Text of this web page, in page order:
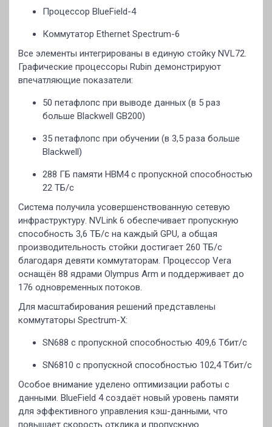
Процессор BlueField-4
Коммутатор Ethernet Spectrum-6
Все элементы интегрированы в единую стойку NVL72.
Графические процессоры Rubin демонстрируют
впечатляющие показатели:
50 петафлопс при выводе данных (в 5 раз
больше Blackwell GB200)
35 петафлопс при обучении (в 3,5 раза больше
Blackwell)
288 ГБ памяти HBM4 с пропускной способностью
22 ТБ/с
Система получила усовершенствованную сетевую
инфраструктуру. NVLink 6 обеспечивает пропускную
способность 3,6 ТБ/с на каждый GPU, а общая
производительность стойки достигает 260 ТБ/с
благодаря девяти коммутаторам. Процессор Vera
оснащён 88 ядрами Olympus Arm и поддерживает до
176 одновременных потоков.
Для масштабирования решений представлены
коммутаторы Spectrum-X:
SN688 с пропускной способностью 409,6 Тбит/с
SN6810 с пропускной способностью 102,4 Тбит/с
Особое внимание уделено оптимизации работы с
данными. BlueField 4 создаёт новый уровень памяти
для эффективного управления кэш-данными, что
повышает скорость отклика и пропускную